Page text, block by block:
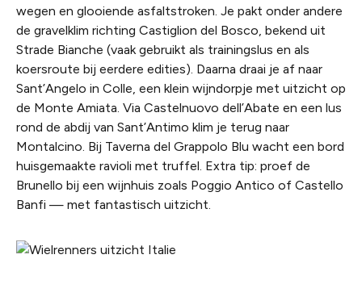
wegen en glooiende asfaltstroken. Je pakt onder andere
de gravelklim richting Castiglion del Bosco, bekend uit
Strade Bianche (vaak gebruikt als trainingslus en als
koersroute bij eerdere edities). Daarna draai je af naar
Sant’Angelo in Colle, een klein wijndorpje met uitzicht op
de Monte Amiata. Via Castelnuovo dell’Abate en een lus
rond de abdij van Sant’Antimo klim je terug naar
Montalcino. Bij Taverna del Grappolo Blu wacht een bord
huisgemaakte ravioli met truffel. Extra tip: proef de
Brunello bij een wijnhuis zoals Poggio Antico of Castello
Banfi — met fantastisch uitzicht.